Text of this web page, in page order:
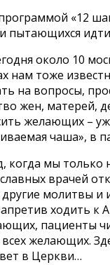
«12
пытающихся
около 10
нам тоже
на вопросы,
жен, матерей,
желающих –
чаша», в
когда мы
врачей
молитвы
пациенты
желающих.
в Церкви…